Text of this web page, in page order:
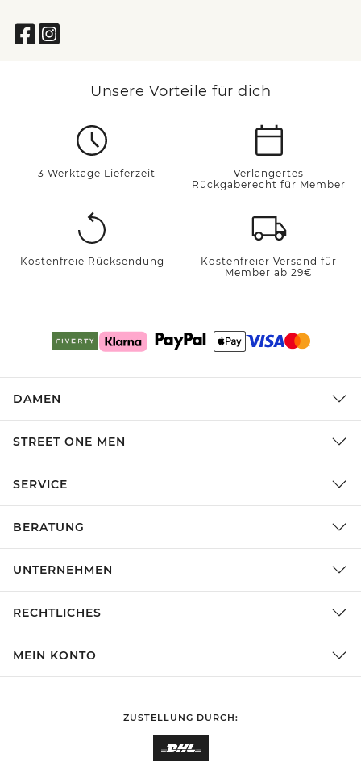
Unsere Vorteile für dich
1-3 Werktage Lieferzeit
Verlängertes
Rückgaberecht für Member
Kostenfreie Rücksendung
Kostenfreier Versand für
Member ab 29€
DAMEN
STREET ONE MEN
SERVICE
BERATUNG
UNTERNEHMEN
RECHTLICHES
MEIN KONTO
ZUSTELLUNG DURCH: